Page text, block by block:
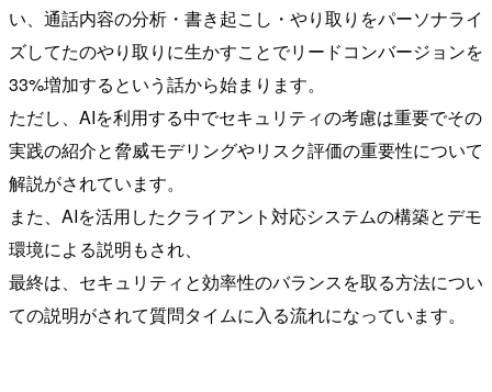
い、通話内容の分析・書き起こし・やり取りをパーソナライ
ズしてたのやり取りに生かすことでリードコンバージョンを
33%増加するという話から始まります。
ただし、AIを利用する中でセキュリティの考慮は重要でその
実践の紹介と脅威モデリングやリスク評価の重要性について
解説がされています。
また、AIを活用したクライアント対応システムの構築とデモ
環境による説明もされ、
最終は、セキュリティと効率性のバランスを取る方法につい
ての説明がされて質問タイムに入る流れになっています。